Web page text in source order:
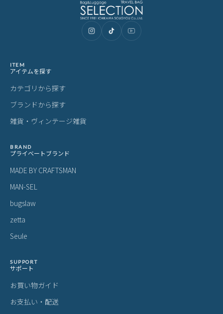
ITEM
アイテムを探す
カテゴリから探す
ブランドから探す
雑貨・ヴィンテージ雑貨
BRAND
プライベートブランド
MADE BY CRAFTSMAN
MAN-SEL
bugslaw
zetta
Seule
SUPPORT
サポート
お買い物ガイド
お支払い・配送